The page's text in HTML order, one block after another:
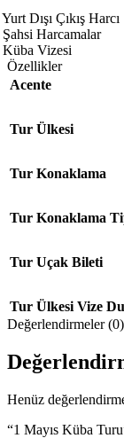
Yurt Dışı Çıkış Harcı
Şahsi Harcamalar
Küba Vizesi
Özellikler
Acente
Tur Ülkesi
Tur Konaklama
Tur Konaklama
Tur Uçak Bileti
Tur Ülkesi Vize
Değerlendirmeler (0)
Henüz
“1 Mayıs Küba